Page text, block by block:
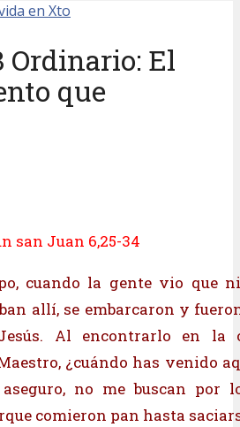
en Xto
Ordinario: El
que
san Juan 6,25-34
cuando la gente vio que
allí, se embarcaron y
Al encontrarlo en la
¿cuándo has venido
aseguro, no me buscan por
comieron pan hasta